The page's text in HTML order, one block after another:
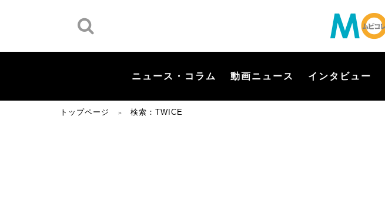
ニュース・コラム 動画ニュース インタビュー
トップページ ＞ 検索：TWICE